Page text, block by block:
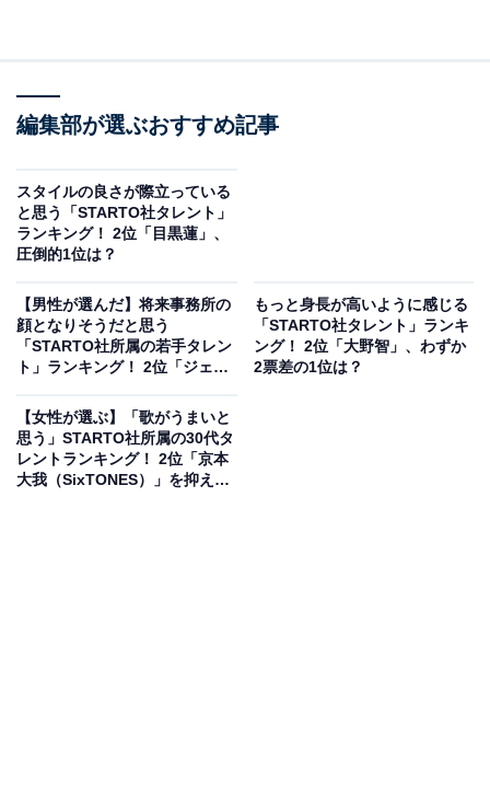
View this post on Instagram
編集部が選ぶおすすめ記事
スタイルの良さが際立っている
と思う「STARTO社タレント」
ランキング！ 2位「目黒蓮」、
圧倒的1位は？
【男性が選んだ】将来事務所の
顔となりそうだと思う
「STARTO社所属の若手タレン
ト」ランキング！ 2位「ジェシ
調査】
もっと身長が高いように感じる
「STARTO社タレント」ランキ
ング！ 2位「大野智」、わずか
2票差の1位は？
【女性が選ぶ】「歌がうまいと
思う」STARTO社所属の30代タ
レントランキング！ 2位「京本
大我（SixTONES）」を抑えた